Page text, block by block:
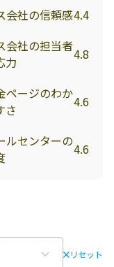
会社の信頼感4.4
会社の担当者
力
4.8
ページのわか
さ
4.6
ルセンターの4.6
リセット